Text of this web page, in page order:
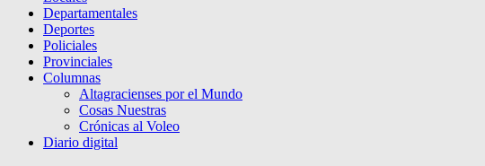
Departamentales
Deportes
Policiales
Provinciales
Columnas
Altagracienses por el Mundo
Cosas Nuestras
Crónicas al Voleo
Diario digital